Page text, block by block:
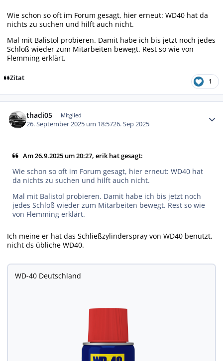
Wie schon so oft im Forum gesagt, hier erneut: WD40 hat da
nichts zu suchen und hilft auch nicht.
Mal mit Balistol probieren. Damit habe ich bis jetzt noch jedes
Schloß wieder zum Mitarbeiten bewegt. Rest so wie von
Flemming erklärt.
Zitat 1
thadi05 Mitglied
26. September 2025 um 18:5726. Sep 2025
Am 26.9.2025 um 20:27, erik hat gesagt:
Wie schon so oft im Forum gesagt, hier erneut: WD40 hat
da nichts zu suchen und hilft auch nicht.
Mal mit Balistol probieren. Damit habe ich bis jetzt noch
jedes Schloß wieder zum Mitarbeiten bewegt. Rest so wie
von Flemming erklärt.
Ich meine er hat das Schließzylinderspray von WD40 benutzt,
nicht ds übliche WD40.
WD-40 Deutschland